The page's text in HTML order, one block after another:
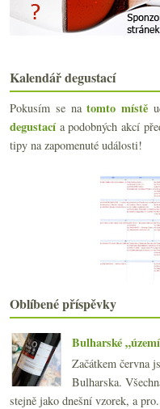
Chutné ryzlinky z
Wachter Wiesler a
►ledna(19)
► 2022
► 2021 (239)
►
►2011(252)
►2010(249)
►2009(249)
►2008(270)
►2007(108)
Kalendář degustací
Pokusím se natomto místě
degustacía podobných akcí
tipy na zapomenuté události!
Oblíbené příspěvky
Bulharské
Začátkem června
Bulharska.
stejně jako dnešní vzorek, a